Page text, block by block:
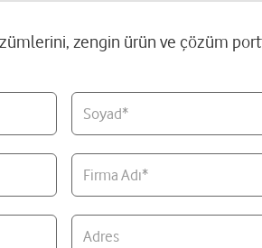
zengin ürün ve çözüm
Soyad*
Firma Adı*
Adres